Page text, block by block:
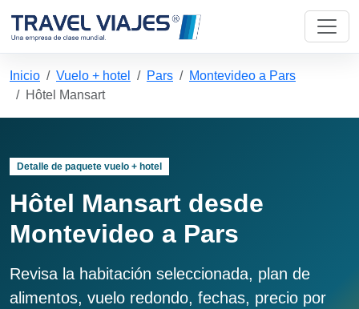
Inicio Vuelo + hotel Pars
Montevideo a Pars
Hôtel Mansart
Detalle de paquete vuelo + hotel
Hôtel Mansart desde
Montevideo a Pars
Revisa la habitación seleccionada, plan de
alimentos, vuelo redondo, fechas, precio por